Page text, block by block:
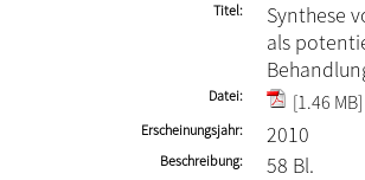
Titel
Synthese
als
Datei [1.46 MB]
Erscheinungsjahr 2010
Beschreibung 58 Bl.